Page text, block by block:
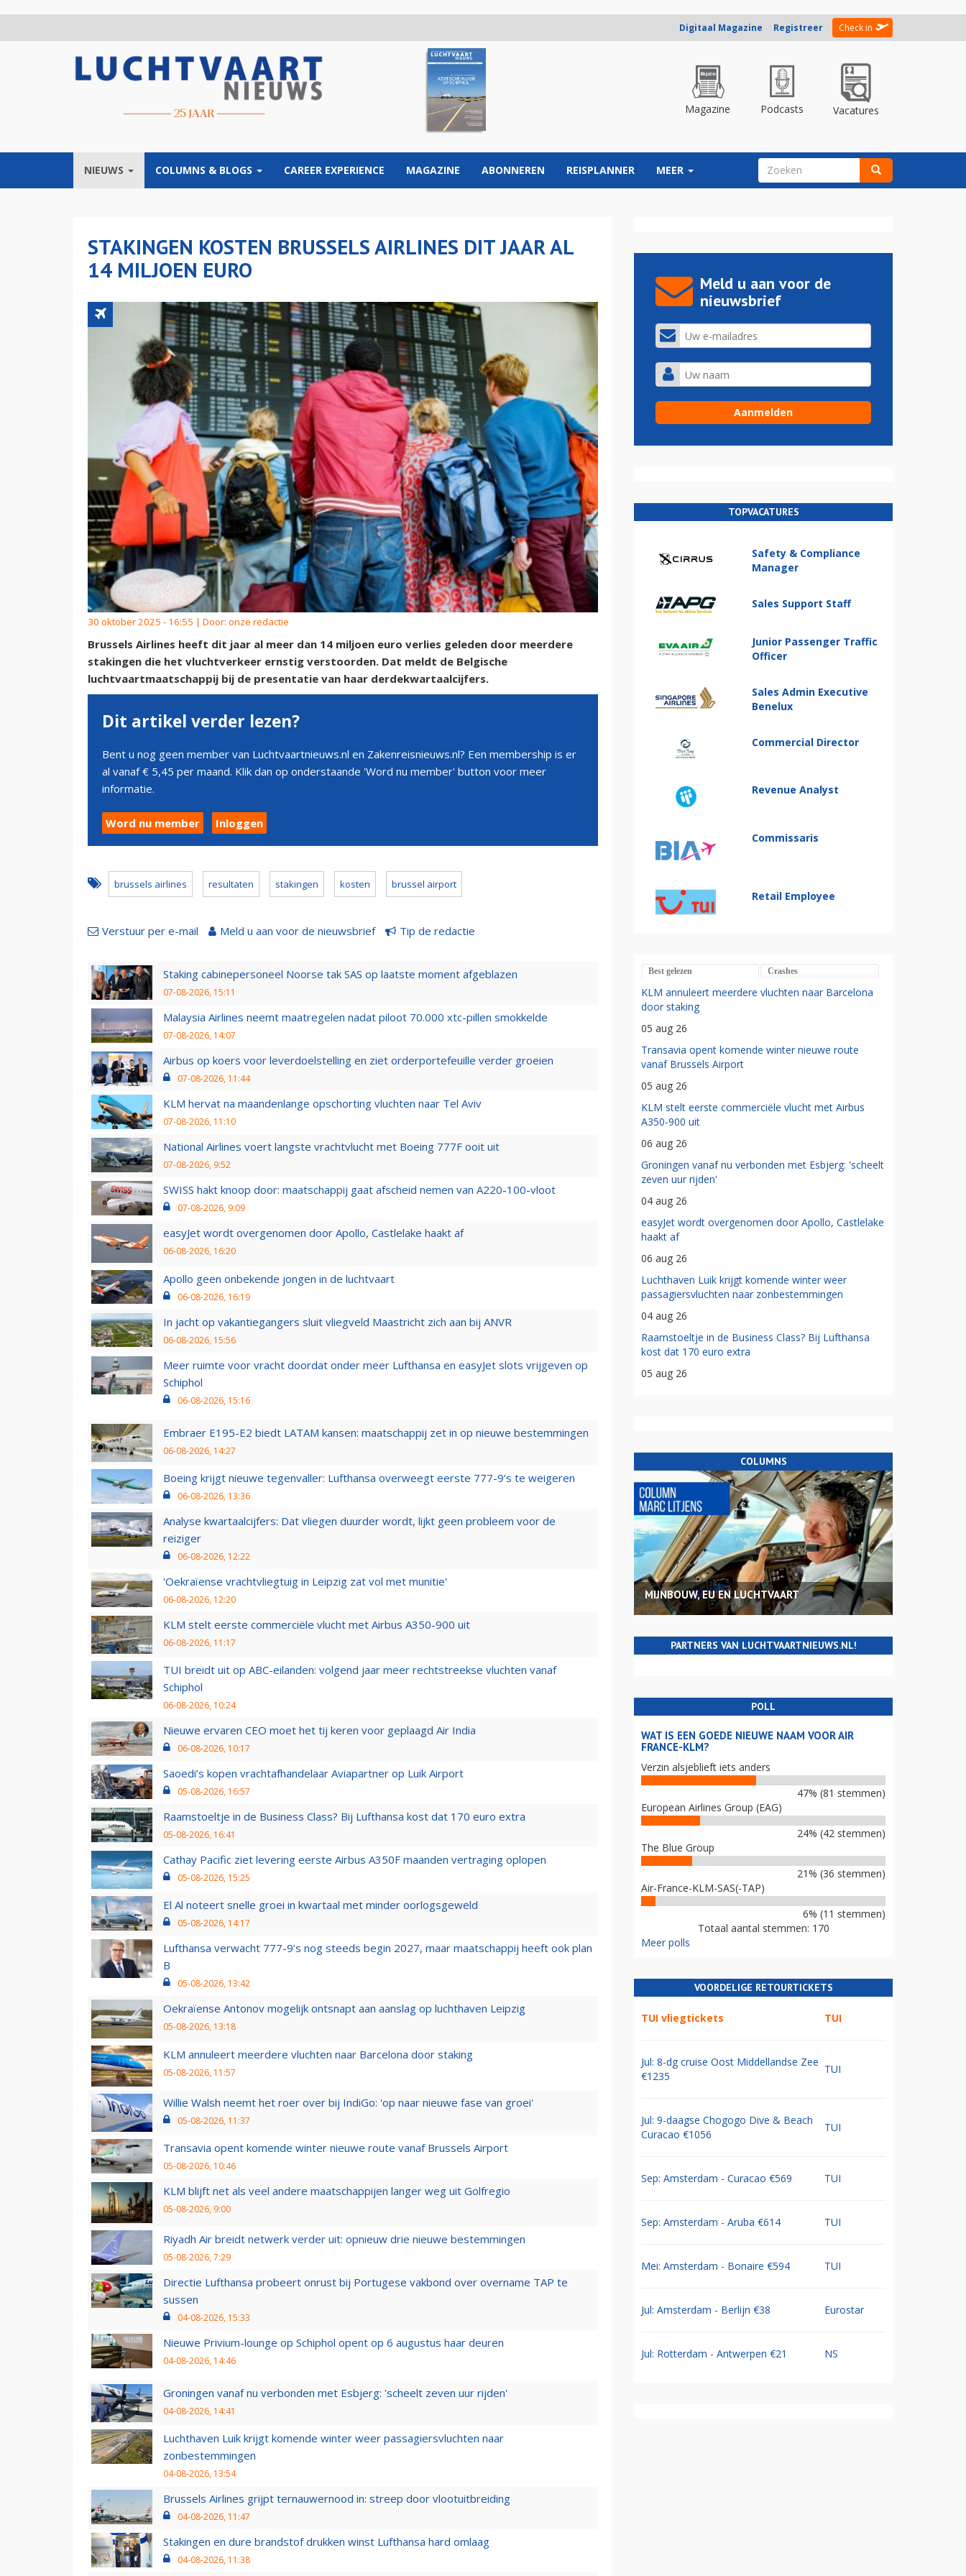
Digitaal Magazine Registreer Check in
Magazine Podcasts Vacatures
NIEUWS COLUMNS & BLOGS CAREER EXPERIENCE MAGAZINE ABONNEREN REISPLANNER MEER ZOEKVELD
STAKINGEN KOSTEN BRUSSELS AIRLINES DIT JAAR AL
14 MILJOEN EURO
30 oktober 2025 - 16:55 | Door: onze redactie
Brussels Airlines heeft dit jaar al meer dan 14 miljoen euro verlies geleden door meerdere
stakingen die het vluchtverkeer ernstig verstoorden. Dat meldt de Belgische
luchtvaartmaatschappij bij de presentatie van haar derdekwartaalcijfers.
Dit artikel verder lezen?
Bent u nog geen member van Luchtvaartnieuws.nl en Zakenreisnieuws.nl? Een membership is er
al vanaf € 5,45 per maand. Klik dan op onderstaande 'Word nu member' button voor meer
informatie.
Word nu member Inloggen
brussels airlines resultaten stakingen kosten brussel airport
Verstuur per e-mail Meld u aan voor de nieuwsbrief Tip de redactie
Staking cabinepersoneel Noorse tak SAS op laatste moment afgeblazen
07-08-2026, 15:11
Malaysia Airlines neemt maatregelen nadat piloot 70.000 xtc-pillen smokkelde
07-08-2026, 14:07
Airbus op koers voor leverdoelstelling en ziet orderportefeuille verder groeien
07-08-2026, 11:44
KLM hervat na maandenlange opschorting vluchten naar Tel Aviv
07-08-2026, 11:10
National Airlines voert langste vrachtvlucht met Boeing 777F ooit uit
07-08-2026, 9:52
SWISS hakt knoop door: maatschappij gaat afscheid nemen van A220-100-vloot
07-08-2026, 9:09
easyJet wordt overgenomen door Apollo, Castlelake haakt af
06-08-2026, 16:20
Apollo geen onbekende jongen in de luchtvaart
06-08-2026, 16:19
In jacht op vakantiegangers sluit vliegveld Maastricht zich aan bij ANVR
06-08-2026, 15:56
Meer ruimte voor vracht doordat onder meer Lufthansa en easyJet slots vrijgeven op
Schiphol
06-08-2026, 15:16
Embraer E195-E2 biedt LATAM kansen: maatschappij zet in op nieuwe bestemmingen
06-08-2026, 14:27
Boeing krijgt nieuwe tegenvaller: Lufthansa overweegt eerste 777-9’s te weigeren
06-08-2026, 13:36
Analyse kwartaalcijfers: Dat vliegen duurder wordt, lijkt geen probleem voor de
reiziger
06-08-2026, 12:22
'Oekraïense vrachtvliegtuig in Leipzig zat vol met munitie'
06-08-2026, 12:20
KLM stelt eerste commerciële vlucht met Airbus A350-900 uit
06-08-2026, 11:17
TUI breidt uit op ABC-eilanden: volgend jaar meer rechtstreekse vluchten vanaf
Schiphol
06-08-2026, 10:24
Nieuwe ervaren CEO moet het tij keren voor geplaagd Air India
06-08-2026, 10:17
Saoedi’s kopen vrachtafhandelaar Aviapartner op Luik Airport
05-08-2026, 16:57
Raamstoeltje in de Business Class? Bij Lufthansa kost dat 170 euro extra
05-08-2026, 16:41
Cathay Pacific ziet levering eerste Airbus A350F maanden vertraging oplopen
05-08-2026, 15:25
El Al noteert snelle groei in kwartaal met minder oorlogsgeweld
05-08-2026, 14:17
Lufthansa verwacht 777-9’s nog steeds begin 2027, maar maatschappij heeft ook plan
B
05-08-2026, 13:42
Oekraïense Antonov mogelijk ontsnapt aan aanslag op luchthaven Leipzig
05-08-2026, 13:18
KLM annuleert meerdere vluchten naar Barcelona door staking
05-08-2026, 11:57
Willie Walsh neemt het roer over bij IndiGo: 'op naar nieuwe fase van groei'
05-08-2026, 11:37
Transavia opent komende winter nieuwe route vanaf Brussels Airport
05-08-2026, 10:46
KLM blijft net als veel andere maatschappijen langer weg uit Golfregio
05-08-2026, 9:00
Riyadh Air breidt netwerk verder uit: opnieuw drie nieuwe bestemmingen
05-08-2026, 7:29
Directie Lufthansa probeert onrust bij Portugese vakbond over overname TAP te
sussen
04-08-2026, 15:33
Nieuwe Privium-lounge op Schiphol opent op 6 augustus haar deuren
04-08-2026, 14:46
Groningen vanaf nu verbonden met Esbjerg: 'scheelt zeven uur rijden'
04-08-2026, 14:41
Luchthaven Luik krijgt komende winter weer passagiersvluchten naar
zonbestemmingen
04-08-2026, 13:54
Brussels Airlines grijpt ternauwernood in: streep door vlootuitbreiding
04-08-2026, 11:47
Stakingen en dure brandstof drukken winst Lufthansa hard omlaag
04-08-2026, 11:38
Meld u aan voor de
nieuwsbrief
TOPVACATURES
Safety & Compliance
Manager
Sales Support Staff
Junior Passenger Traffic
Officer
Sales Admin Executive
Benelux
Commercial Director
Revenue Analyst
Commissaris
Retail Employee
Best gelezen Crashes
KLM annuleert meerdere vluchten naar Barcelona
door staking
05 aug 26
Transavia opent komende winter nieuwe route
vanaf Brussels Airport
05 aug 26
KLM stelt eerste commerciële vlucht met Airbus
A350-900 uit
06 aug 26
Groningen vanaf nu verbonden met Esbjerg: 'scheelt
zeven uur rijden'
04 aug 26
easyJet wordt overgenomen door Apollo, Castlelake
haakt af
06 aug 26
Luchthaven Luik krijgt komende winter weer
passagiersvluchten naar zonbestemmingen
04 aug 26
Raamstoeltje in de Business Class? Bij Lufthansa
kost dat 170 euro extra
05 aug 26
COLUMNS
MIJNBOUW, EU EN LUCHTVAART
PARTNERS VAN LUCHTVAARTNIEUWS.NL!
POLL
WAT IS EEN GOEDE NIEUWE NAAM VOOR AIR
FRANCE-KLM?
Verzin alsjeblieft iets anders
47% (81 stemmen)
European Airlines Group (EAG)
24% (42 stemmen)
The Blue Group
21% (36 stemmen)
Air-France-KLM-SAS(-TAP)
6% (11 stemmen)
Totaal aantal stemmen: 170
Meer polls
VOORDELIGE RETOURTICKETS
TUI vliegtickets TUI
Jul: 8-dg cruise Oost Middellandse Zee
€1235
TUI
Jul: 9-daagse Chogogo Dive & Beach
Curacao €1056
TUI
Sep: Amsterdam - Curacao €569 TUI
Sep: Amsterdam - Aruba €614 TUI
Mei: Amsterdam - Bonaire €594 TUI
Jul: Amsterdam - Berlijn €38 Eurostar
Jul: Rotterdam - Antwerpen €21 NS